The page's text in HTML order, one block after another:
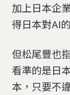
加上日本企
得日本對AI
但松尾豐也
看準的是日
本，只要不